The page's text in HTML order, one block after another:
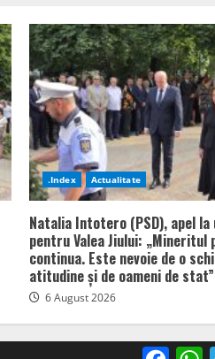
.Index Actualitate
Natalia Intotero (PSD), apel
pentru Valea Jiului: „Mineritul
continua. Este nevoie de o
atitudine și de oameni de stat”
6 August 2026